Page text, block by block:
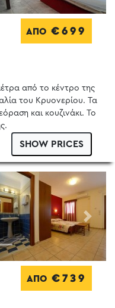
ΑΠΟ €699
από το κέντρο της
του Κρυονερίου. Τα
και κουζινάκι. Το
SHOW PRICES
Next
ΑΠΟ€739